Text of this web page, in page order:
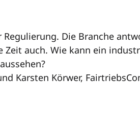
Die Branche
auch. Wie kann ein
Karsten Körwer,